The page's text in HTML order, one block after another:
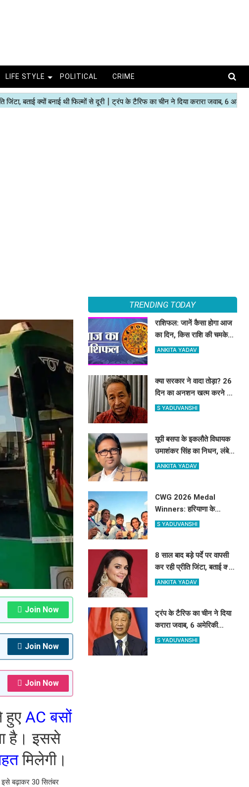
LIFE STYLE POLITICAL CRIME
Join Now
Join Now
Join Now
हुए AC बसों
है। इससे
मिलेगी।
बढ़ाकर 30 सितंबर
TRENDING TODAY
राशिफल: जानें कैसा होगा आज
का दिन, किस राशि की चमकेगी
किस्मत
ANKITA YADAV
क्या सरकार ने वादा तोड़ा? 26
दिन का अनशन खत्म करने के
बाद सोनम वांगचुक ने शेयर की
S YADUVANSHI
यूपी बसपा के इकलौते विधायक
उमाशंकर सिंह का निधन, लंबे
समय से कैंसर से थे पीड़ित
ANKITA YADAV
CWG 2026 Medal
Winners: हरियाणा के
खिलाड़ियों को मिलेगा करोड़ों का
S YADUVANSHI
8 साल बाद बड़े पर्दे पर वापसी
कर रही प्रीति जिंटा, बताई क्यों
बनाई थी फिल्मों से दूरी
ANKITA YADAV
ट्रंप के टैरिफ का चीन ने दिया
करारा जवाब, 6 अमेरिकी
कंपनियां ब्लैकलिस्ट, ड्रोन
S YADUVANSHI